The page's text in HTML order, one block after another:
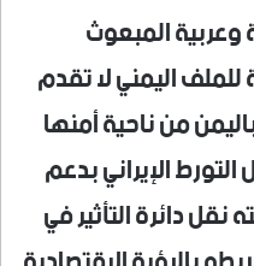
المبعوث
اليمني لا تقدم
من ناحية أمنها
الإيراني بدعم
نقل دائرة التأثير في